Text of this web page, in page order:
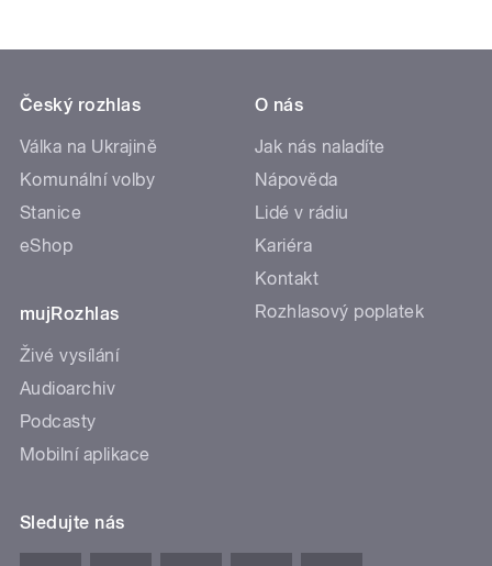
Český rozhlas
Válka na Ukrajině
Komunální volby
Stanice
eShop
mujRozhlas
Živé vysílání
Audioarchiv
Podcasty
Mobilní aplikace
O nás
Jak nás naladíte
Nápověda
Lidé v rádiu
Kariéra
Kontakt
Rozhlasový poplatek
Sledujte nás